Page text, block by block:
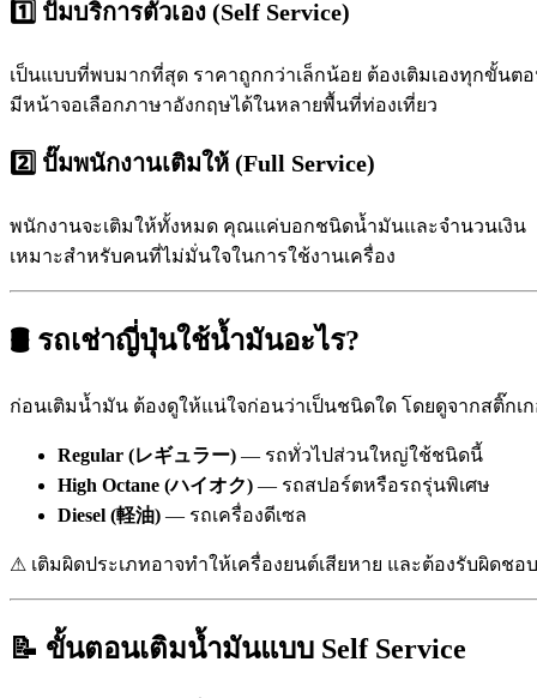
1️⃣ ปั๊มบริการตัวเอง (Self Service)
เป็นแบบที่พบมากที่สุด ราคาถูกกว่าเล็กน้อย ต้องเติมเองทุกขั้นต
มีหน้าจอเลือกภาษาอังกฤษได้ในหลายพื้นที่ท่องเที่ยว
2️⃣ ปั๊มพนักงานเติมให้ (Full Service)
พนักงานจะเติมให้ทั้งหมด คุณแค่บอกชนิดน้ำมันและจำนวนเงิน
เหมาะสำหรับคนที่ไม่มั่นใจในการใช้งานเครื่อง
🛢 รถเช่าญี่ปุ่นใช้น้ำมันอะไร?
ก่อนเติมน้ำมัน ต้องดูให้แน่ใจก่อนว่าเป็นชนิดใด โดยดูจากสติ๊กเ
Regular (レギュラー) — รถทั่วไปส่วนใหญ่ใช้ชนิดนี้
High Octane (ハイオク) — รถสปอร์ตหรือรถรุ่นพิเศษ
Diesel (軽油) — รถเครื่องดีเซล
⚠ เติมผิดประเภทอาจทำให้เครื่องยนต์เสียหาย และต้องรับผิดชอ
📝 ขั้นตอนเติมน้ำมันแบบ Self Service